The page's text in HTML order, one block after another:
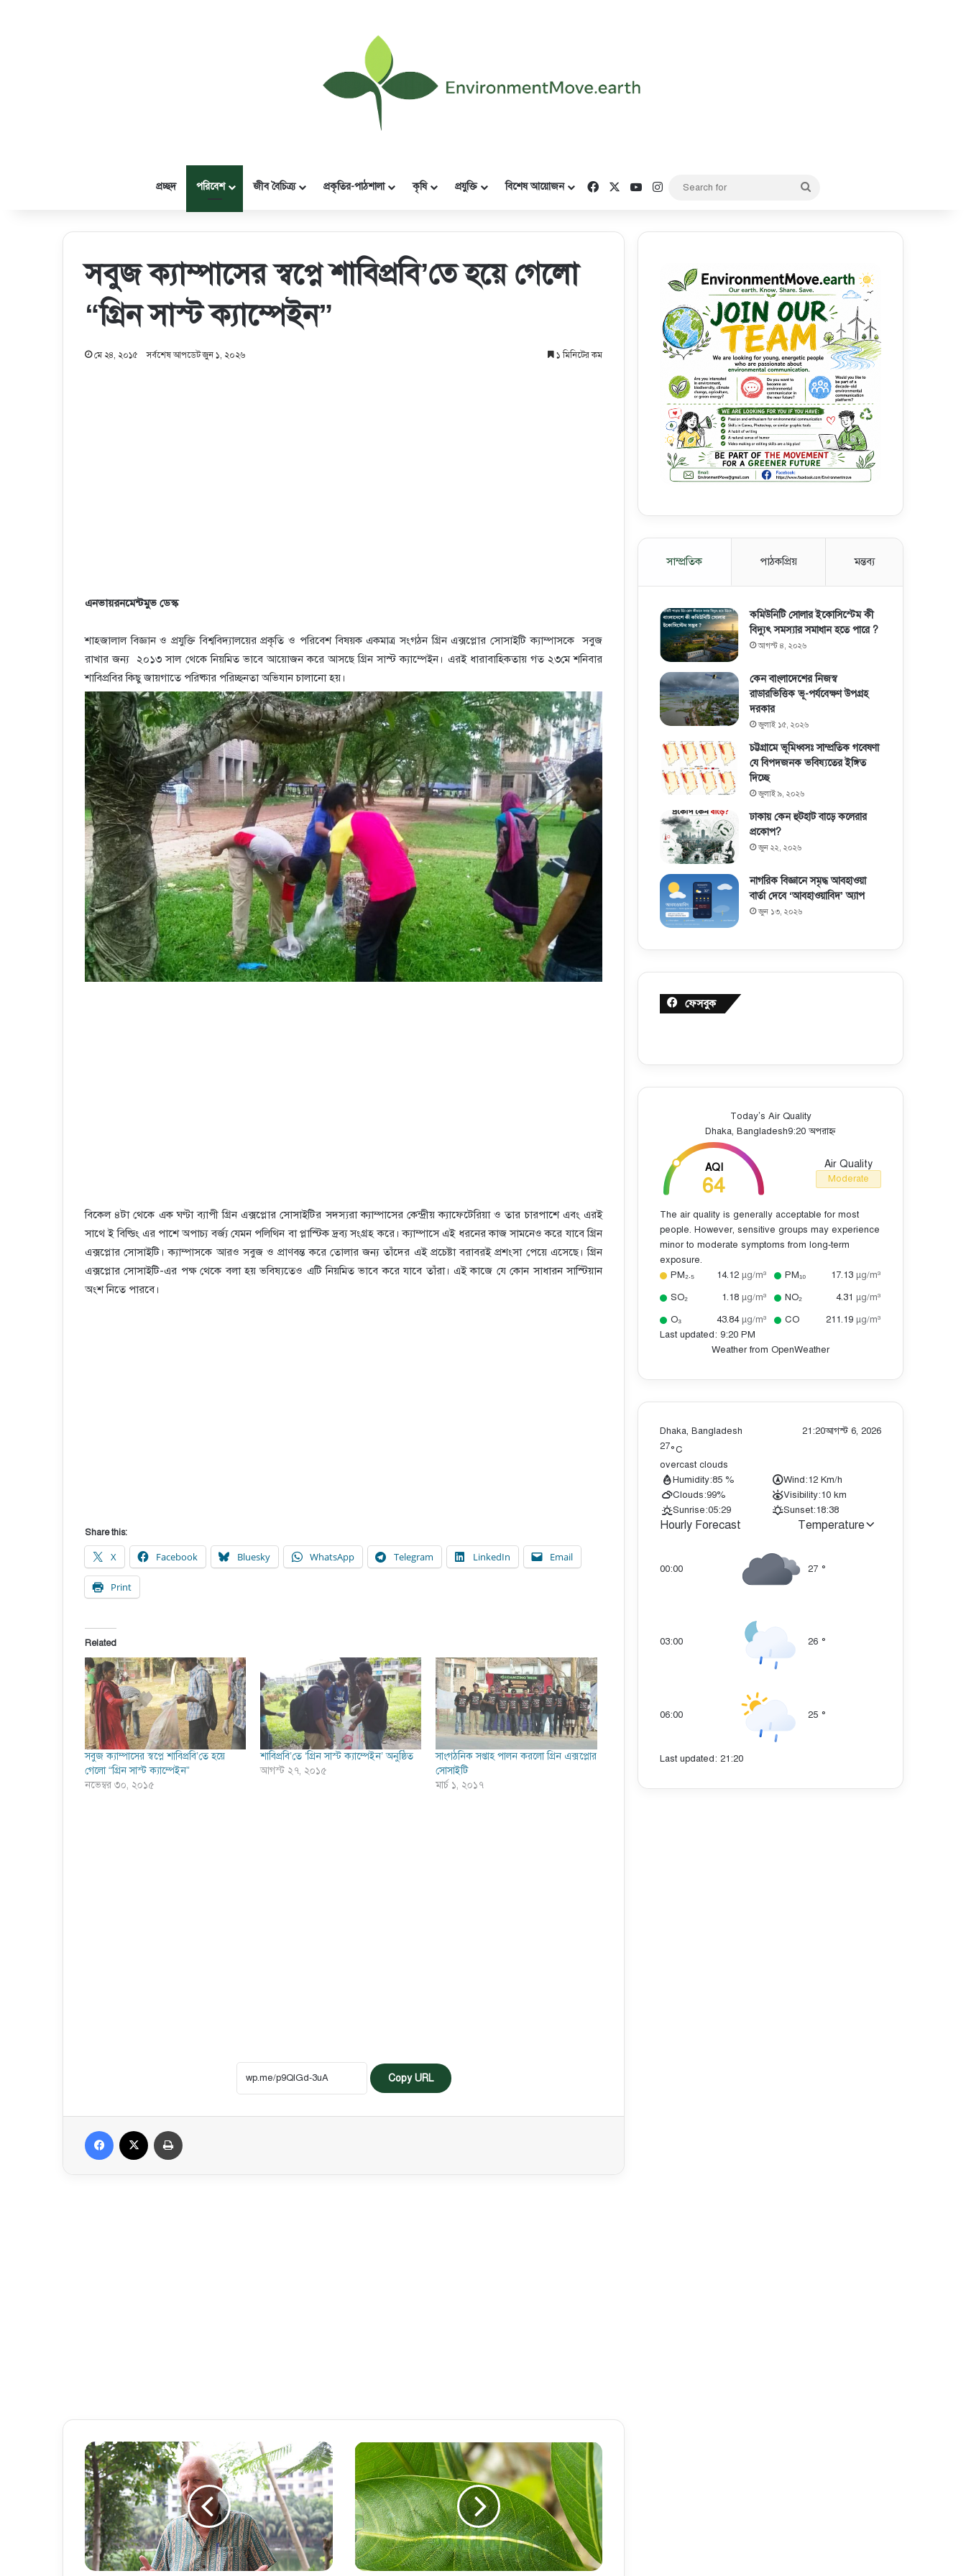
প্রচ্ছদ পরিবেশ জীব বৈচিত্র্য প্রকৃতির-পাঠশালা কৃষি প্রযুক্তি বিশেষ আয়োজন Facebook YouTubeInstagram
সবুজ ক্যাম্পাসের স্বপ্নে শাবিপ্রবি’তে হয়ে গেলো
“গ্রিন সাস্ট ক্যাম্পেইন”
মে ২৪, ২০১৫ সর্বশেষ আপডেট জুন ১, ২০২৬ ১ মিনিটের কম
এনভায়রনমেন্টমুভ ডেস্ক
শাহজালাল বিজ্ঞান ও প্রযুক্তি বিশ্ববিদ্যালয়ের প্রকৃতি ও পরিবেশ বিষয়ক একমাত্র সংগঠন গ্রিন এক্সপ্লোর সোসাইটি ক্যাম্পাসকে সবুজ
রাখার জন্য ২০১৩ সাল থেকে নিয়মিত ভাবে আয়োজন করে আসছে গ্রিন সাস্ট ক্যাম্পেইন। এরই ধারাবাহিকতায় গত ২৩মে শনিবার
শাবিপ্রবির কিছু জায়গাতে পরিষ্কার পরিচ্ছনতা অভিযান চালানো হয়।
বিকেল ৪টা থেকে এক ঘণ্টা ব্যাপী গ্রিন এক্সপ্লোর সোসাইটির সদস্যরা ক্যাম্পাসের কেন্দ্রীয় ক্যাফেটেরিয়া ও তার চারপাশে এবং এরই
সাথে ই বিল্ডিং এর পাশে অপাচ্য বর্জ্য যেমন পলিথিন বা প্লাস্টিক দ্রব্য সংগ্রহ করে। ক্যাম্পাসে এই ধরনের কাজ সামনেও করে যাবে গ্রিন
এক্সপ্লোর সোসাইটি। ক্যাম্পাসকে আরও সবুজ ও প্রাণবন্ত করে তোলার জন্য তাঁদের এই প্রচেষ্টা বরাবরই প্রশংসা পেয়ে এসেছে। গ্রিন
এক্সপ্লোর সোসাইটি-এর পক্ষ থেকে বলা হয় ভবিষ্যতেও এটি নিয়মিত ভাবে করে যাবে তাঁরা। এই কাজে যে কোন সাধারন সাস্টিয়ান
অংশ নিতে পারবে।
Share this:
X Facebook Bluesky WhatsApp Telegram LinkedIn Email
Print
Related
সবুজ ক্যাম্পাসের স্বপ্নে শাবিপ্রবি’তে হয়ে
গেলো “গ্রিন সাস্ট ক্যাম্পেইন”
নভেম্বর ৩০, ২০১৫
শাবিপ্রবি’তে ‘গ্রিন সাস্ট ক্যাম্পেইন’ অনুষ্ঠিত
আগস্ট ২৭, ২০১৫
সাংগঠনিক সপ্তাহ পালন করলো গ্রিন এক্সপ্লোর
সোসাইটি
মার্চ ১, ২০১৭
Copy URL
সাম্প্রতিক পাঠকপ্রিয় মন্তব্য
কমিউনিটি সোলার ইকোসিস্টেম কী
বিদ্যুৎ সমস্যার সমাধান হতে পারে ?
আগস্ট ৪, ২০২৬
কেন বাংলাদেশের নিজস্ব
রাডারভিত্তিক ভূ-পর্যবেক্ষণ উপগ্রহ
দরকার
জুলাই ১৫, ২০২৬
চট্টগ্রামে ভূমিধ্বসঃ সাম্প্রতিক গবেষণা
যে বিপদজনক ভবিষ্যতের ইঙ্গিত
দিচ্ছে
জুলাই ৯, ২০২৬
ঢাকায় কেন হুটহাট বাড়ে কলেরার
প্রকোপ?
জুন ২২, ২০২৬
নাগরিক বিজ্ঞানে সমৃদ্ধ আবহাওয়া
বার্তা দেবে ‘আবহাওয়াবিদ’ অ্যাপ
জুন ১৩, ২০২৬
ফেসবুক
Today’s Air Quality
Dhaka, Bangladesh9:20 অপরাহ্ন
AQI
64
Air Quality
Moderate
The air quality is generally acceptable for most
people. However, sensitive groups may experience
minor to moderate symptoms from long-term
exposure.
PM₂.₅
14.12 µg/m³ PM₁₀ 17.13 µg/m³
SO₂
1.18 µg/m³ NO₂ 4.31 µg/m³
O₃
43.84 µg/m³ CO 211.19 µg/m³
Last updated: 9:20 PM
Weather from OpenWeather
Dhaka, Bangladesh 21:20আগস্ট 6, 2026
27°C
overcast clouds
Humidity:85 % Wind:12 Km/h
Clouds:99% Visibility:10 km
Sunrise:05:29 Sunset:18:38
Hourly Forecast Temperature
00:00 27 °
03:00 26 °
06:00 25 °
Last updated: 21:20